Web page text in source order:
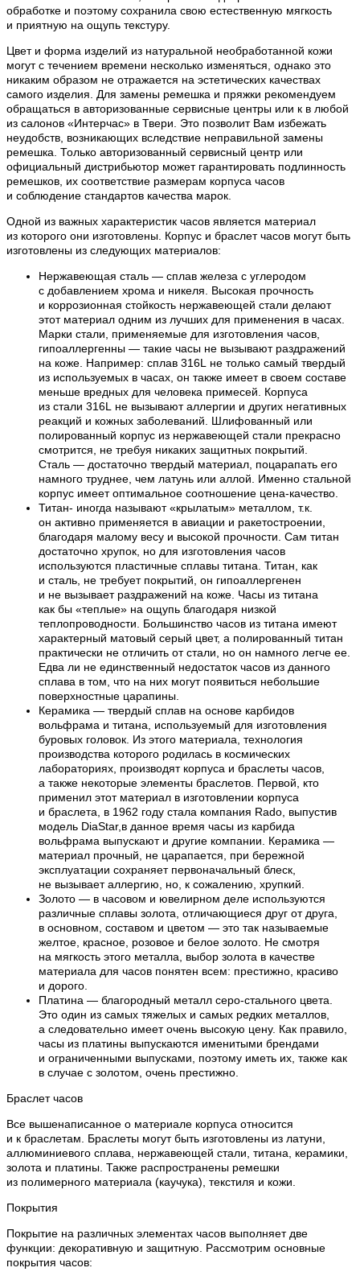
обработке и поэтому сохранила свою естественную мягкость
и приятную на ощупь текстуру.
Цвет и форма изделий из натуральной необработанной кожи
могут с течением времени несколько изменяться, однако это
никаким образом не отражается на эстетических качествах
самого изделия. Для замены ремешка и пряжки рекомендуем
обращаться в авторизованные сервисные центры или к в любой
из салонов «Интерчас» в Твери. Это позволит Вам избежать
неудобств, возникающих вследствие неправильной замены
ремешка. Только авторизованный сервисный центр или
официальный дистрибьютор может гарантировать подлинность
ремешков, их соответствие размерам корпуса часов
и соблюдение стандартов качества марок.
Одной из важных характеристик часов является материал
из которого они изготовлены. Корпус и браслет часов могут быть
изготовлены из следующих материалов:
Нержавеющая сталь — сплав железа с углеродом
с добавлением хрома и никеля. Высокая прочность
и коррозионная стойкость нержавеющей стали делают
этот материал одним из лучших для применения в часах.
Марки стали, применяемые для изготовления часов,
гипоаллергенны — такие часы не вызывают раздражений
на коже. Например: сплав 316L не только самый твердый
из используемых в часах, он также имеет в своем составе
меньше вредных для человека примесей. Корпуса
из стали 316L не вызывают аллергии и других негативных
реакций и кожных заболеваний. Шлифованный или
полированный корпус из нержавеющей стали прекрасно
смотрится, не требуя никаких защитных покрытий.
Сталь — достаточно твердый материал, поцарапать его
намного труднее, чем латунь или аллой. Именно стальной
корпус имеет оптимальное соотношение цена-качество.
Титан- иногда называют «крылатым» металлом, т.к.
он активно применяется в авиации и ракетостроении,
благодаря малому весу и высокой прочности. Сам титан
достаточно хрупок, но для изготовления часов
используются пластичные сплавы титана. Титан, как
и сталь, не требует покрытий, он гипоаллергенен
и не вызывает раздражений на коже. Часы из титана
как бы «теплые» на ощупь благодаря низкой
теплопроводности. Большинство часов из титана имеют
характерный матовый серый цвет, а полированный титан
практически не отличить от стали, но он намного легче ее.
Едва ли не единственный недостаток часов из данного
сплава в том, что на них могут появиться небольшие
поверхностные царапины.
Керамика — твердый сплав на основе карбидов
вольфрама и титана, используемый для изготовления
буровых головок. Из этого материала, технология
производства которого родилась в космических
лабораториях, производят корпуса и браслеты часов,
а также некоторые элементы браслетов. Первой, кто
применил этот материал в изготовлении корпуса
и браслета, в 1962 году стала компания Rado, выпустив
модель DiaStar,в данное время часы из карбида
вольфрама выпускают и другие компании. Керамика —
материал прочный, не царапается, при бережной
эксплуатации сохраняет первоначальный блеск,
не вызывает аллергию, но, к сожалению, хрупкий.
Золото — в часовом и ювелирном деле используются
различные сплавы золота, отличающиеся друг от друга,
в основном, составом и цветом — это так называемые
желтое, красное, розовое и белое золото. Не смотря
на мягкость этого металла, выбор золота в качестве
материала для часов понятен всем: престижно, красиво
и дорого.
Платина — благородный металл серо-стального цвета.
Это один из самых тяжелых и самых редких металлов,
а следовательно имеет очень высокую цену. Как правило,
часы из платины выпускаются именитыми брендами
и ограниченными выпусками, поэтому иметь их, также как
в случае с золотом, очень престижно.
Браслет часов
Все вышенаписанное о материале корпуса относится
и к браслетам. Браслеты могут быть изготовлены из латуни,
аллюминиевого сплава, нержавеющей стали, титана, керамики,
золота и платины. Также распространены ремешки
из полимерного материала (каучука), текстиля и кожи.
Покрытия
Покрытие на различных элементах часов выполняет две
функции: декоративную и защитную. Рассмотрим основные
покрытия часов: